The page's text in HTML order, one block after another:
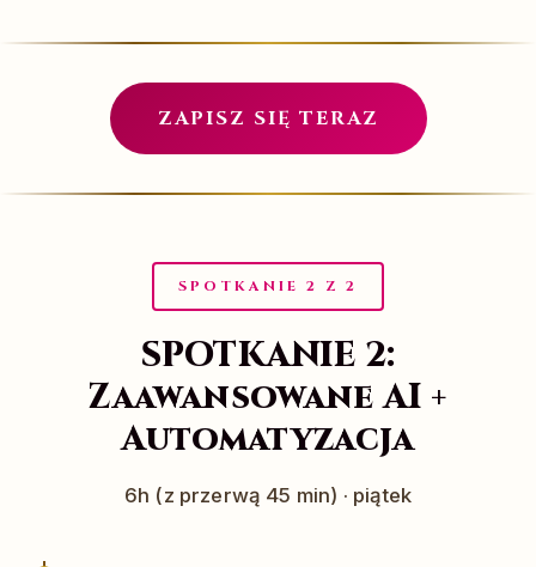
ZAPISZ SIĘ TERAZ
SPOTKANIE 2 Z 2
SPOTKANIE 2:
Zaawansowane AI +
Automatyzacja
6h (z przerwą 45 min) · piątek